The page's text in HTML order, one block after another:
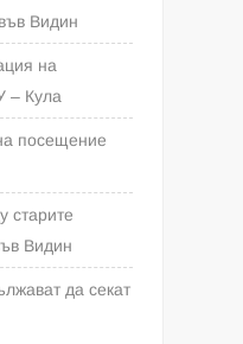
Видин
на
– Кула
посещение
старите
Видин
да секат